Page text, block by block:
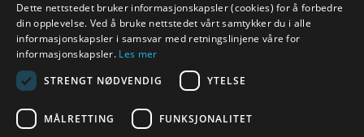
Salg
Kontakt
ENGLISH
Dette nettstedet bruker informasjonskapsler (cookies) for å forbedre
din opplevelse. Ved å bruke nettstedet vårt samtykker du i alle
informasjonskapsler i samsvar med retningslinjene våre for
informasjonskapsler. Les mer
STRENGT NØDVENDIG
YTELSE
MÅLRETTING FUNKSJONALITET